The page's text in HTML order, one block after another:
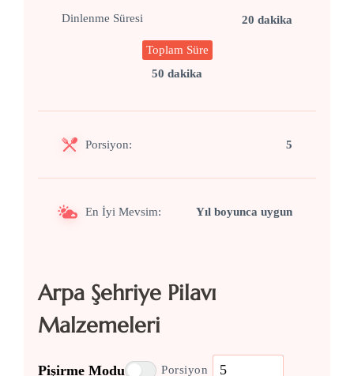
Dinlenme Süresi 20 dakika
Toplam Süre
50 dakika
Porsiyon: 5
En İyi Mevsim: Yıl boyunca uygun
Arpa Şehriye Pilavı
Malzemeleri
Pişirme Modu Porsiyon